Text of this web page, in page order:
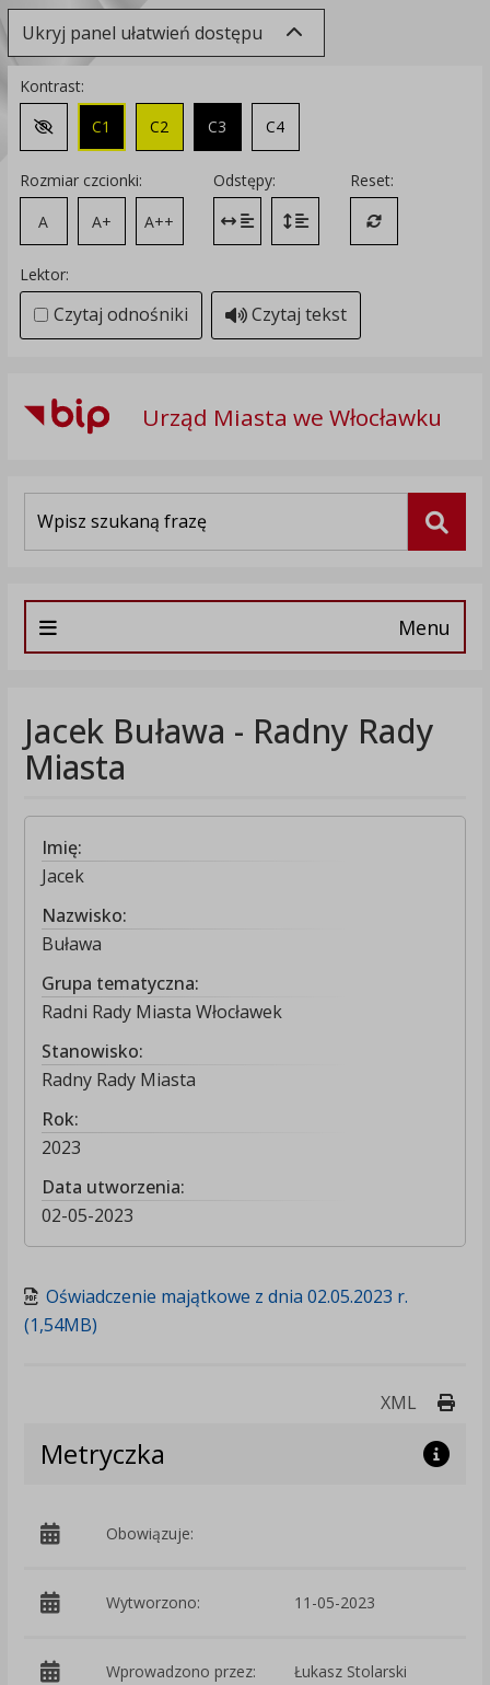
Ukryj panel ułatwień dostępu
Kontrast:
Zmień kontrast na domyślny
C1 C2 C3 C4
Rozmiar czcionki:
A
A+ A++
Odstępy:
Zmień odstęp między literami
Zmień interlinię i margines
Reset:
Przywróć
Lektor:
Czytaj odnośniki Czytaj tekst
Urząd Miasta we Włocławku
Menu
Jacek Buława - Radny Rady
Miasta
Imię:
Jacek
Nazwisko:
Buława
Grupa tematyczna:
Radni Rady Miasta Włocławek
Stanowisko:
Radny Rady Miasta
Rok:
2023
Data utworzenia:
02-05-2023
Oświadczenie majątkowe z dnia 02.05.2023 r.
(1,54MB)
XML
Metryczka
Obowiązuje:
Wytworzono: 11-05-2023
Wprowadzono przez: Łukasz Stolarski